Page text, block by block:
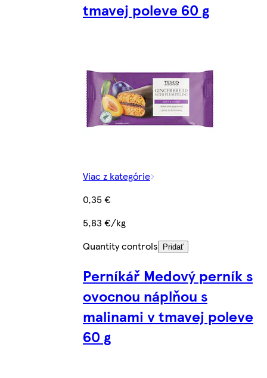
tmavej poleve 60 g
Viac z kategórie
0,35 €
5,83 €/kg
Quantity controls
Pridať
Perníkář Medový perník s
ovocnou náplňou s
malinami v tmavej poleve
60 g